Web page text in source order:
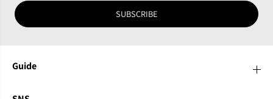
SUBSCRIBE
Guide